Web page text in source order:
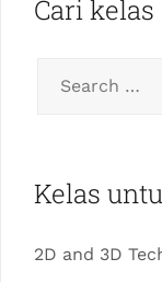
Cari kelas
Kelas
2D and 3D